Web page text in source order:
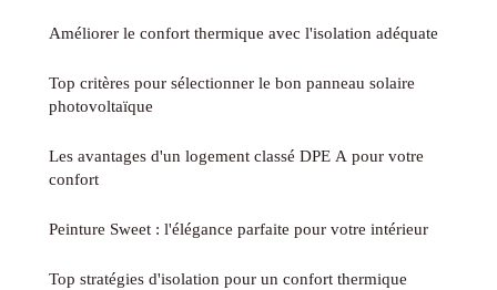
Améliorer le confort thermique avec l'isolation adéquate
Top critères pour sélectionner le bon panneau solaire
photovoltaïque
Les avantages d'un logement classé DPE A pour votre
confort
Peinture Sweet : l'élégance parfaite pour votre intérieur
Top stratégies d'isolation pour un confort thermique